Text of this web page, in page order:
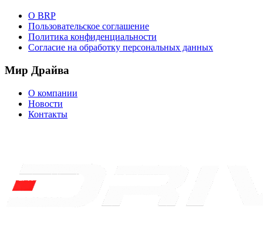
О BRP
Пользовательское соглашение
Политика конфиденциальности
Согласие на обработку персональных данных
Мир Драйва
О компании
Новости
Контакты